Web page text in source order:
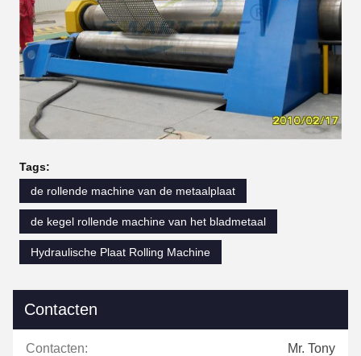
Tags:
de rollende machine van de metaalplaat
de kegel rollende machine van het bladmetaal
Hydraulische Plaat Rolling Machine
Contacten
Contacten: Mr. Tony